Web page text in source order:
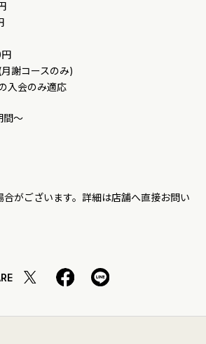
謝コースのみ)
入会のみ適応
間～
がございます。詳細は店舗へ直接お問い